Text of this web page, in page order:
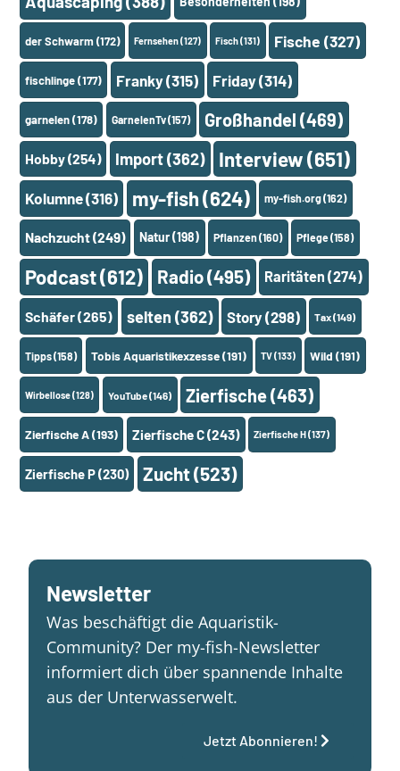
der Schwarm(172) Fernsehen(127) Fisch(131) Fische (327)
fischlinge(177) Franky(315) Friday(314)
garnelen(178) GarnelenTv(157) Großhandel (469)
Hobby(254) Import(362) Interview(651)
Kolumne(316) my-fish(624) my-fish.org(162)
Nachzucht(249) Natur(198) Pflanzen(160) Pflege(158)
Podcast(612) Radio(495) Raritäten (274)
Schäfer(265) selten (362) Story (298) Tax(149)
Tipps(158) Tobis Aquaristikexzesse(191) TV(133) Wild (191)
Wirbellose(128) YouTube(146) Zierfische(463)
Zierfische A(193) Zierfische C(243) Zierfische H(137)
Zierfische P(230) Zucht(523)
Newsletter
Was beschäftigt die Aquaristik-
Community? Der my-fish-Newsletter
informiert dich über spannende Inhalte
aus der Unterwasserwelt.
Jetzt Abonnieren!